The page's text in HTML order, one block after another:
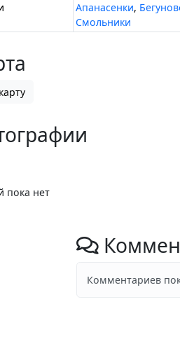
Апанасенки,
Смольники
пока нет
Комментариев